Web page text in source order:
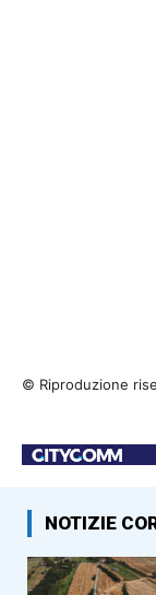
© Riproduzione
NOTIZIE